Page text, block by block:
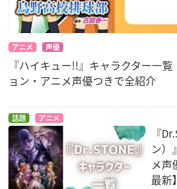
アニメ 声優
『ハイキュー!!』キャラクター一
ョン・アニメ声優つきで全紹介
話題 アニメ
『
ン
メ声
最新】